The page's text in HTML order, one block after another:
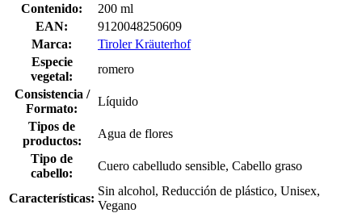
Contenido:
200 ml
EAN:
9120048250609
Marca:
Tiroler Kräuterhof
Especie
vegetal:
romero
Consistencia /
Formato:
Líquido
Tipos de
productos:
Agua de flores
Tipo de
cabello:
Cuero cabelludo sensible, Cabello graso
Características:
Sin alcohol, Reducción de plástico, Unisex,
Vegano